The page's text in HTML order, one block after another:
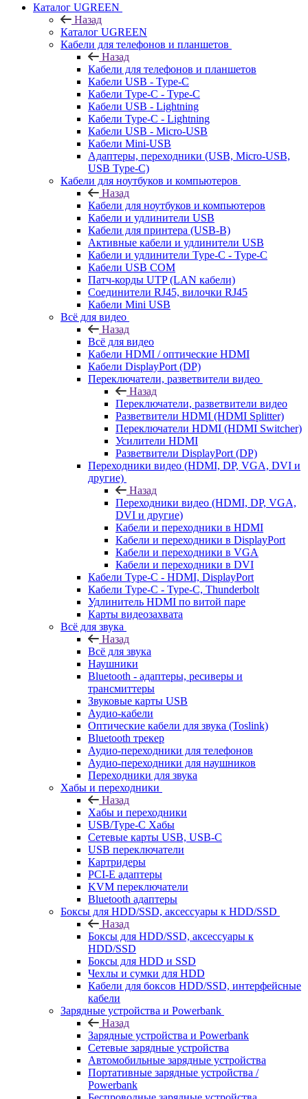
Каталог UGREEN
Назад
Каталог UGREEN
Кабели для телефонов и планшетов
Назад
Кабели для телефонов и планшетов
Кабели USB - Type-C
Кабели Type-C - Type-C
Кабели USB - Lightning
Кабели Type-C - Lightning
Кабели USB - Micro-USB
Кабели Mini-USB
Адаптеры, переходники (USB, Micro-USB,
USB Type-C)
Кабели для ноутбуков и компьютеров
Назад
Кабели для ноутбуков и компьютеров
Кабели и удлинители USB
Кабели для принтера (USB-B)
Активные кабели и удлинители USB
Кабели и удлинители Type-C - Type-C
Кабели USB COM
Патч-корды UTP (LAN кабели)
Соединители RJ45, вилочки RJ45
Кабели Mini USB
Всё для видео
Назад
Всё для видео
Кабели HDMI / оптические HDMI
Кабели DisplayPort (DP)
Переключатели, разветвители видео
Назад
Переключатели, разветвители видео
Разветвители HDMI (HDMI Splitter)
Переключатели HDMI (HDMI Switcher)
Усилители HDMI
Разветвители DisplayPort (DP)
Переходники видео (HDMI, DP, VGA, DVI и
другие)
Назад
Переходники видео (HDMI, DP, VGA,
DVI и другие)
Кабели и переходники в HDMI
Кабели и переходники в DisplayPort
Кабели и переходники в VGA
Кабели и переходники в DVI
Кабели Type-C - HDMI, DisplayPort
Кабели Type-C - Type-C, Thunderbolt
Удлинитель HDMI по витой паре
Карты видеозахвата
Всё для звука
Назад
Всё для звука
Наушники
Bluetooth - адаптеры, ресиверы и
трансмиттеры
Звуковые карты USB
Аудио-кабели
Оптические кабели для звука (Toslink)
Bluetooth трекер
Аудио-переходники для телефонов
Аудио-переходники для наушников
Переходники для звука
Хабы и переходники
Назад
Хабы и переходники
USB/Type-C Хабы
Сетевые карты USB, USB-C
USB переключатели
Картридеры
PCI-E адаптеры
KVM переключатели
Bluetooth адаптеры
Боксы для HDD/SSD, аксессуары к HDD/SSD
Назад
Боксы для HDD/SSD, аксессуары к
HDD/SSD
Боксы для HDD и SSD
Чехлы и сумки для HDD
Кабели для боксов HDD/SSD, интерфейсные
кабели
Зарядные устройства и Powerbank
Назад
Зарядные устройства и Powerbank
Сетевые зарядные устройства
Автомобильные зарядные устройства
Портативные зарядные устройства /
Powerbank